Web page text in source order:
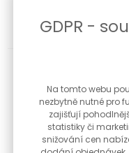
3 545
GDPR -
Na tomto webu
nezbytně nutné pro
zajišťují
statistiky či
snižování cen